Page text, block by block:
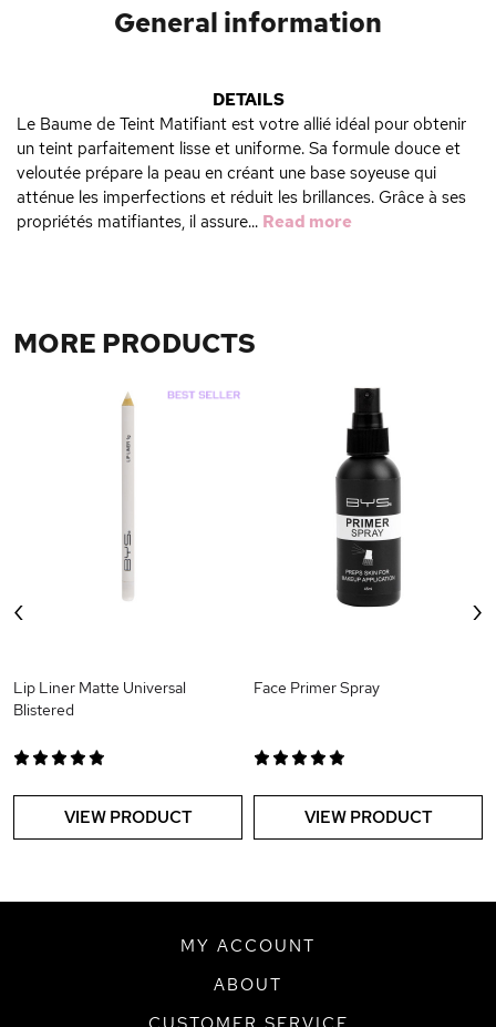
General information
DETAILS
Le Baume de Teint Matifiant est votre allié idéal pour obtenir
un teint parfaitement lisse et uniforme. Sa formule douce et
veloutée prépare la peau en créant une base soyeuse qui
atténue les imperfections et réduit les brillances. Grâce à ses
propriétés matifiantes, il assure... Read more
MORE PRODUCTS
Lip Liner Matte Universal
Blistered
VIEW PRODUCT
Face Primer Spray
VIEW PRODUCT
‹ ›
MY ACCOUNT
ABOUT